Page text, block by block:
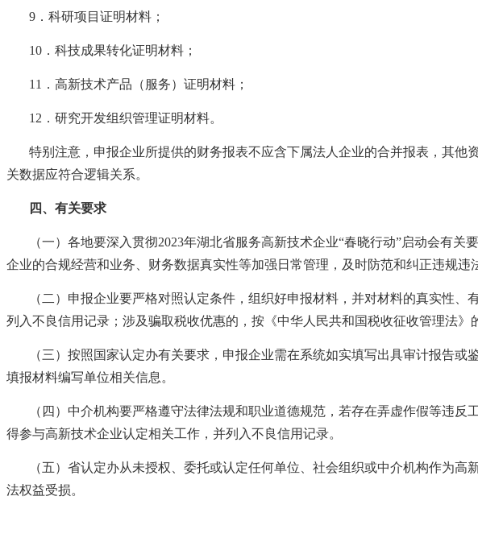
9．科研项目证明材料；
10．科技成果转化证明材料；
11．高新技术产品（服务）证明材料；
12．研究开发组织管理证明材料。
特别注意，申报企业所提供的财务报表不应含下属法人企业的合并报表，其
关数据应符合逻辑关系。
四、有关要求
（一）各地要深入贯彻2023年湖北省服务高新技术企业“春晓行动”启动会有
企业的合规经营和业务、财务数据真实性等加强日常管理，及时防范和纠正违规违
（二）申报企业要严格对照认定条件，组织好申报材料，并对材料的真实性
列入不良信用记录；涉及骗取税收优惠的，按《中华人民共和国税收征收管理法
（三）按照国家认定办有关要求，申报企业需在系统如实填写出具审计报告
填报材料编写单位相关信息。
（四）中介机构要严格遵守法律法规和职业道德规范，若存在弄虚作假等违反
得参与高新技术企业认定相关工作，并列入不良信用记录。
（五）省认定办从未授权、委托或认定任何单位、社会组织或中介机构作为
法权益受损。